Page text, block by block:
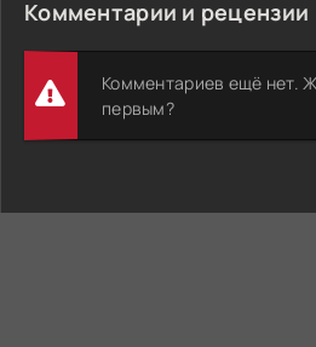
Комментарии и рецензии
Комментариев ещё нет.
первым?